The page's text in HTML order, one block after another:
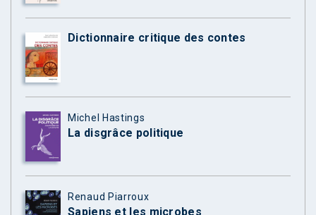
Dictionnaire critique des contes
Michel Hastings
La disgrâce politique
Renaud Piarroux
Sapiens et les microbes